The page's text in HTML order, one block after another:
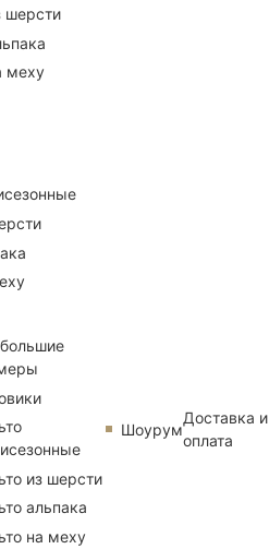
шерсти
меху
из шерсти
альпака
на меху
Шоурум
Доставка и
оплата